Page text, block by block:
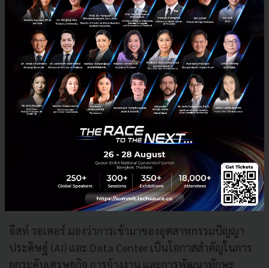
เติบโตไปด้วยกัน ความยั่งยืนที่เริ่มจากข้อมูลจริงและ
อีสท์ วอเตอร์ มองว่าการเข้ามาของอุตสาหกรรมปัญญา
ประดิษฐ์ (AI) และ Data Center เป็นโอกาสสำคัญในการ
ยกระดับเศรษฐกิจ การจ้างงาน และการพัฒนาทักษะ